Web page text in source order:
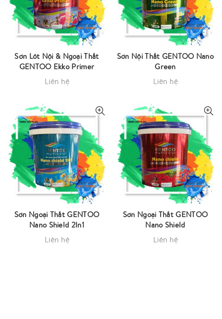
Sơn Lót Nội & Ngoại Thất
GENTOO Ekko Primer
Liên hệ
Sơn Nội Thất GENTOO Nano
Green
Liên hệ
Sơn Ngoại Thất GENTOO
Nano Shield 2In1
Liên hệ
Sơn Ngoại Thất GENTOO
Nano Shield
Liên hệ